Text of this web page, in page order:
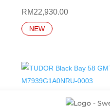
RM22,930.00
NEW